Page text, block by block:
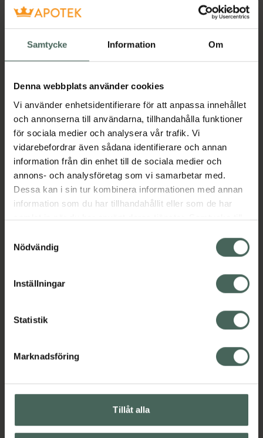
Samtycke Information Om
Denna webbplats använder cookies
Vi använder enhetsidentifierare för att anpassa innehållet
och annonserna till användarna, tillhandahålla funktioner
för sociala medier och analysera vår trafik. Vi
vidarebefordrar även sådana identifierare och annan
information från din enhet till de sociala medier och
annons- och analysföretag som vi samarbetar med.
Dessa kan i sin tur kombinera informationen med annan
information som du har tillhandahållit eller som de har
samlat in när du har använt deras tjänster. Samtycke till
återkalla ditt samtycke via webbplatsens
cookieinställningar. Ett återkallat samtycke påverkar inte
lagligheten av behandling som skett innan återkallelsen.
Nödvändig
Inställningar
Statistik
Marknadsföring
Tillåt alla